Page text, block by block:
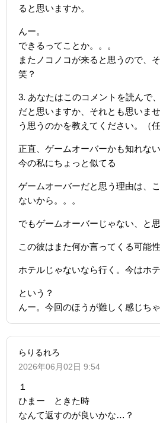
ると思いますか。
んー。
できるってことか。。。
またノコノコが来ると思うので、
笑？
3. あなたはこのコメントを読んで
だと思いますか、それとも思いま
う思うのかを教えてください。（任
正直、ゲームオーバーかも知れない
今の私にちょっと似てる
ゲームオーバーだと思う理由は、
ないから。。。
でもゲームオーバーじゃない、と
この彼はまた何か言ってくる可能
ホテルじゃないなら行く。今はホ
という？
んー。今回のほうが難しく感じち
らりるれろ
2026年06月02日 9:54
１
ひまー ときた時
なんて返すのが良いかな…？